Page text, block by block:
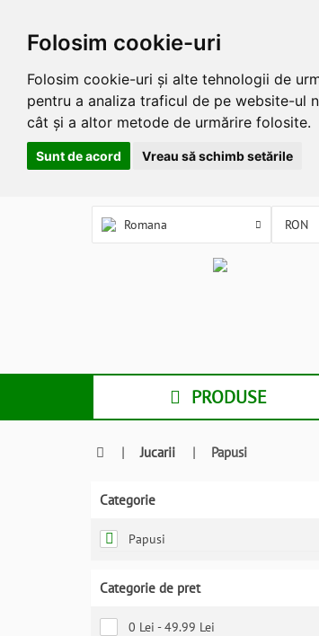
Folosim cookie-uri
Folosim cookie-uri și alte tehnologii de
pentru a analiza traficul de pe website-ul
cât și a altor metode de urmărire folosite.
Sunt de acord Vreau să schimb setările
Romana
PRODUSE
| Jucarii | Papusi
Categorie
Papusi
Categorie de pret
0 Lei - 49.99 Lei